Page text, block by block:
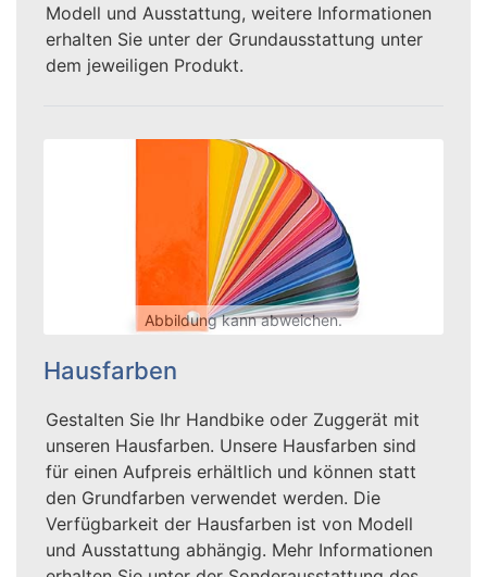
Modell und Ausstattung, weitere Informationen
erhalten Sie unter der Grundausstattung unter
dem jeweiligen Produkt.
Abbildung kann abweichen.
Hausfarben
Gestalten Sie Ihr Handbike oder Zuggerät mit
unseren Hausfarben. Unsere Hausfarben sind
für einen Aufpreis erhältlich und können statt
den Grundfarben verwendet werden. Die
Verfügbarkeit der Hausfarben ist von Modell
und Ausstattung abhängig. Mehr Informationen